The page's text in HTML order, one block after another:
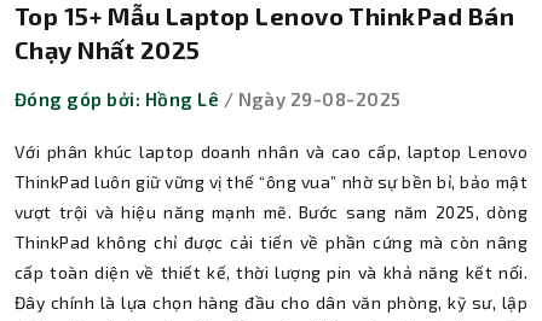
Top 15+ Mẫu Laptop Lenovo ThinkPad Bán
Chạy Nhất 2025
Đóng góp bởi: Hồng Lê / Ngày 29-08-2025
Với phân khúc laptop doanh nhân và cao cấp, laptop Lenovo
ThinkPad luôn giữ vững vị thế “ông vua” nhờ sự bền bỉ, bảo mật
vượt trội và hiệu năng mạnh mẽ. Bước sang năm 2025, dòng
ThinkPad không chỉ được cải tiến về phần cứng mà còn nâng
cấp toàn diện về thiết kế, thời lượng pin và khả năng kết nối.
Đây chính là lựa chọn hàng đầu cho dân văn phòng, kỹ sư, lập